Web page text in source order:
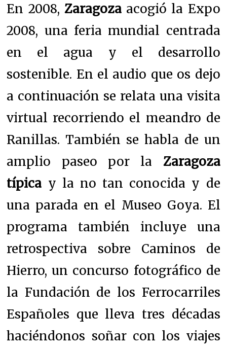
En 2008, Zaragozaacogió la Expo
2008, una feria mundial centrada
en el agua y el desarrollo
sostenible. En el audio que os dejo
a continuación se relata una visita
virtual recorriendo el meandro de
Ranillas. También se habla de un
amplio paseo por la Zaragoza
típica y la no tan conocida y de
una parada en el Museo Goya. El
programa también incluye una
retrospectiva sobre Caminos de
Hierro, un concurso fotográfico de
la Fundación de los Ferrocarriles
Españoles que lleva tres décadas
haciéndonos soñar con los viajes